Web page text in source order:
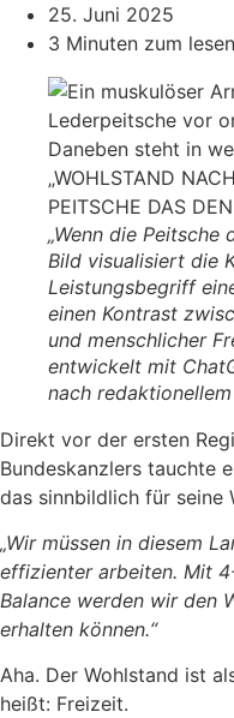
25. Juni 2025
3 Minuten zum lesen
„Wenn die Peitsche
Bild visualisiert die
Leistungsbegriff
einen Kontrast
und menschlicher
entwickelt mit
nach
Direkt vor der ersten
Bundeskanzlers tauchte
das sinnbildlich für seine
„Wir müssen in diesem
effizienter arbeiten. Mit
Balance werden wir den
erhalten können.“
Aha. Der Wohlstand ist
heißt: Freizeit.